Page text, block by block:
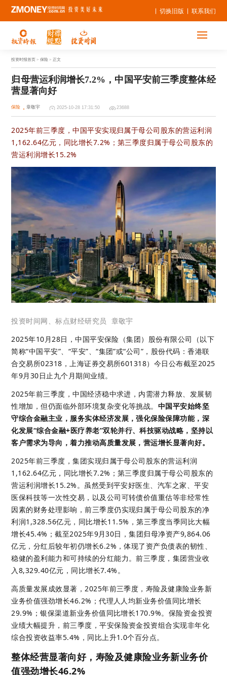
联系我们
切换旧版
投资时报首页 > 保险 > 正文
归母营运利润增长7.2%，中国平安前三季度整体经
营显著向好
保险 章敬宇 2025-10-28 17:31:50 23688
2025年前三季度，中国平安实现归属于母公司股东的营运利润
1,162.64亿元 ， 同比增长7.2%；第三季度归属于母公司股东的
营运利润增长15.2%
投资时间网、标点财经研究员 章敬宇
2025年10月28日，中国平安保险（集团）股份有限公司（以下
简称“中国平安”、“平安”、“集团”或“公司”，股份代码：香港联
合交易所02318，上海证券交易所601318）今日公布截至2025
年9月30日止九个月期间业绩。
2025年前三季度，中国经济稳中求进，内需潜力释放、发展韧
性增加，但仍面临外部环境复杂变化等挑战。 中国平安始终坚
守综合金融主业，服务实体经济发展，强化保险保障功能，深
化发展“综合金融+医疗养老”双轮并行、科技驱动战略，坚持以
客户需求为导向，着力推动高质量发展，营运增长显著向好。
2025年前三季度，集团实现归属于母公司股东的营运利润
1,162.64亿元 ， 同比增长7.2%；第三季度归属于母公司股东的
营运利润增长15.2%。虽然受到平安好医生、汽车之家、平安
医保科技等一次性交易，以及公司可转债价值重估等非经常性
因素的财务处理影响，前三季度仍实现归属于母公司股东的净
利润1,328.56亿元，同比增长11.5%，第三季度当季同比大幅
增长45.4%；截至2025年9月30日，集团归母净资产9,864.06
亿元，分红后较年初仍增长6.2%，体现了资产负债表的韧性、
稳健的盈利能力和可持续的分红能力。前三季度，集团营业收
入8,329.40亿元，同比增长7.4%。
高质量发展成效显著，2025年前三季度，寿险及健康险业务新
业务价值强劲增长46.2%；代理人人均新业务价值同比增长
29.9%；银保渠道新业务价值同比增长170.9%。保险资金投资
业绩大幅提升，前三季度，平安保险资金投资组合实现非年化
综合投资收益率5.4%，同比上升1.0个百分点。
整体经营显著向好，寿险及健康险业务新业务价
值强劲增长46.2%